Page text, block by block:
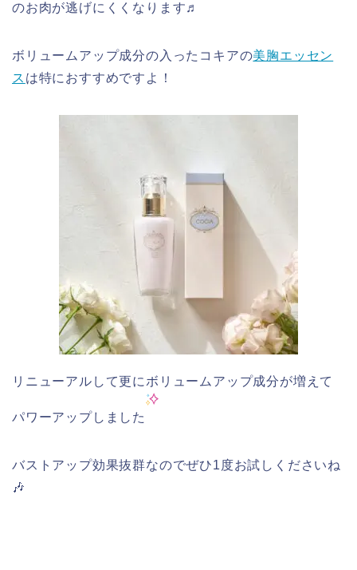
のお肉が逃げにくくなります♬
ボリュームアップ成分の入ったコキアの美胸エッセン
ス は特におすすめですよ！
リニューアルして更にボリュームアップ成分が増えて
パワーアップしました
バストアップ効果抜群なのでぜひ1度お試しくださいね
🎶